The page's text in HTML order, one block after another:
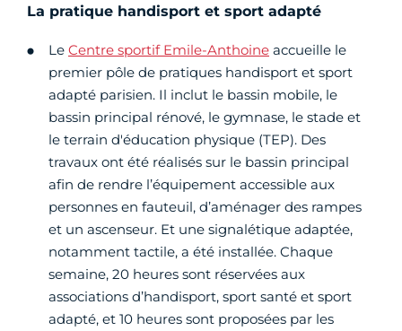
La pratique handisport et sport adapté
Le Centre sportif Emile-Anthoine accueille le
premier pôle de pratiques handisport et sport
adapté parisien. Il inclut le bassin mobile, le
bassin principal rénové, le gymnase, le stade et
le terrain d'éducation physique (TEP). Des
travaux ont été réalisés sur le bassin principal
afin de rendre l’équipement accessible aux
personnes en fauteuil, d’aménager des rampes
et un ascenseur. Et une signalétique adaptée,
notamment tactile, a été installée. Chaque
semaine, 20 heures sont réservées aux
associations d’handisport, sport santé et sport
adapté, et 10 heures sont proposées par les